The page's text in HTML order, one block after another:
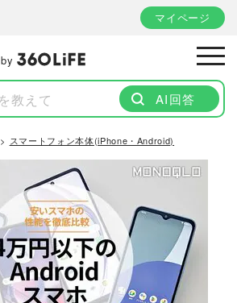
マイページ
by
AI回答
スマートフォン本体(iPhone・Android)